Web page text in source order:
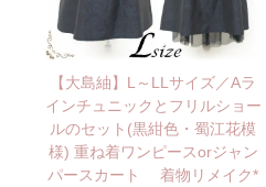
【大島紬】L～LLサイズ／Aラ
インチュニックとフリルショー
ルのセット(黒紺色・蜀江花模
様) 重ね着ワンピースorジャン
パースカート 着物リメイク*